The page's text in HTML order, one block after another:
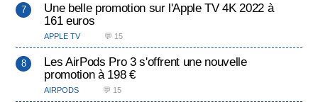
Une belle promotion sur l'Apple TV 4K 2022 à
161 euros
APPLE TV 💬 15
Les AirPods Pro 3 s'offrent une nouvelle
promotion à 198 €
AIRPODS 💬 15